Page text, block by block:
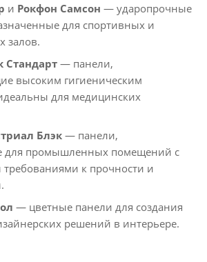
и Рокфон Самсон — ударопрочные
для спортивных и
залов.
Стандарт — панели,
высоким гигиеническим
для медицинских
Блэк — панели,
для промышленных помещений с
к прочности и
— цветные панели для создания
решений в интерьере.